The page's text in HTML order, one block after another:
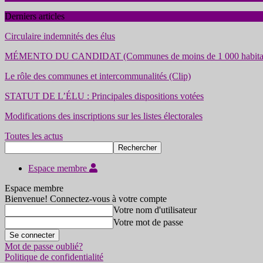
Derniers articles
Circulaire indemnités des élus
MÉMENTO DU CANDIDAT (Communes de moins de 1 000
Le rôle des communes et intercommunalités (Clip)
STATUT DE L’ÉLU : Principales dispositions votées
Modifications des inscriptions sur les listes électorales
Toutes les actus
Espace membre
Espace membre
Bienvenue! Connectez-vous à votre compte
Votre nom d'utilisateur
Votre mot de passe
Mot de passe oublié?
Politique de confidentialité